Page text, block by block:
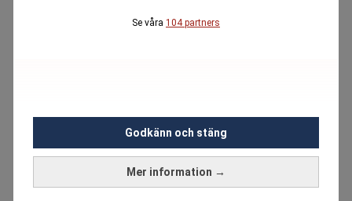
Se våra 104 partners
Mer information →
Godkänn och stäng